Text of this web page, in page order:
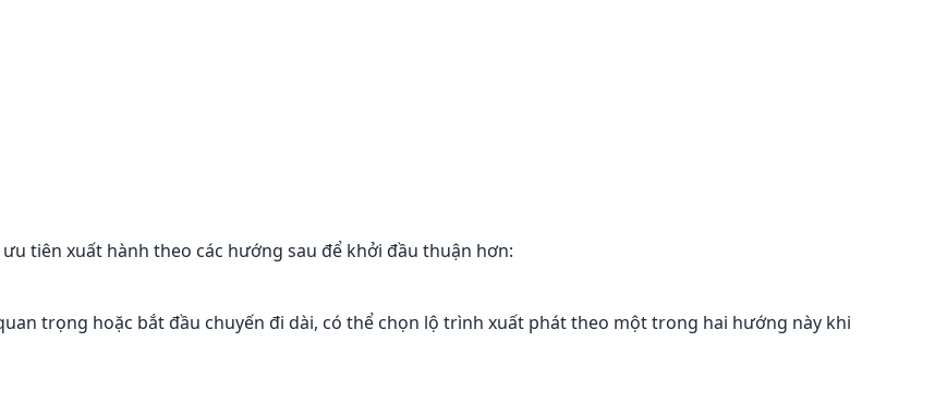
tiên xuất hành theo các hướng sau để khởi đầu thuận hơn:
trọng hoặc bắt đầu chuyến đi dài, có thể chọn lộ trình xuất phát theo một trong hai hướng này khi